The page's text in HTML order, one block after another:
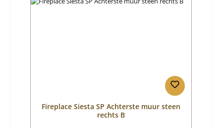
Fireplace Siesta SP Achterste muur steen
rechts B